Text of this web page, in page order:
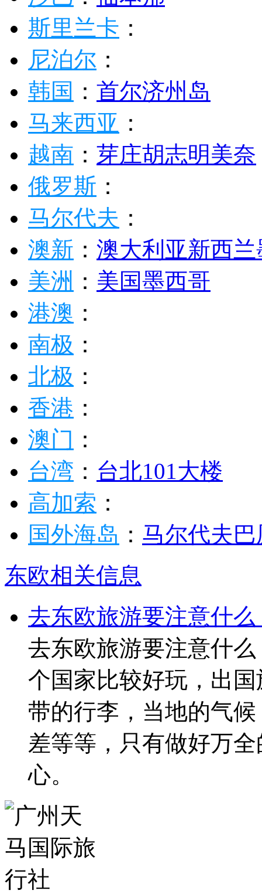
斯里兰卡 ：
尼泊尔 ：
韩国 ： 首尔济州岛
马来西亚 ：
越南 ： 芽庄胡志明美奈
俄罗斯 ：
马尔代夫 ：
澳新 ： 澳大利亚新西兰
美洲 ： 美国墨西哥
港澳 ：
南极 ：
北极 ：
香港 ：
澳门 ：
台湾 ： 台北101大楼
高加索 ：
国外海岛 ： 马尔代夫
东欧相关信息
去东欧旅游要注意什
去东欧旅游要注意什
个国家比较好玩，出
带的行李，当地的气
差等等，只有做好万
心。